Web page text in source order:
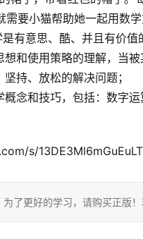
需要小猫帮助她一起用数
有意思、酷、并且有价值
想和使用策略的理解，当
持、放松的解决问题；
概念和技巧，包括：数字
s/
了更好的学习，请购买正版